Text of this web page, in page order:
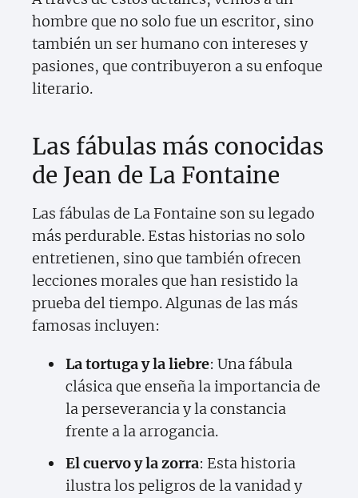
hombre que no solo fue un escritor, sino
también un ser humano con intereses y
pasiones, que contribuyeron a su enfoque
literario.
Las fábulas más conocidas
de Jean de La Fontaine
Las fábulas de La Fontaine son su legado
más perdurable. Estas historias no solo
entretienen, sino que también ofrecen
lecciones morales que han resistido la
prueba del tiempo. Algunas de las más
famosas incluyen:
La tortuga y la liebre: Una fábula
clásica que enseña la importancia de
la perseverancia y la constancia
frente a la arrogancia.
El cuervo y la zorra: Esta historia
ilustra los peligros de la vanidad y